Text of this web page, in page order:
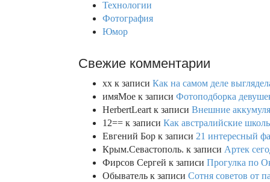
Технологии
Фотография
Юмор
Свежие комментарии
xx к записи Как на самом деле
имяМое к записи Фотоподборка
HerbertLeart к записи Внешние
12== к записи Как австралийские
Евгений Бор к записи 21 интересный
Крым.Севастополь. к записи Артек
Фирсов Сергей к записи Прогулка по
Обыватель к записи Сотня советов от